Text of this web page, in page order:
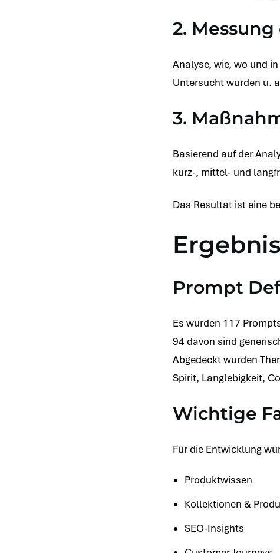
2.
Analyse, wie, wo und
Untersucht wurden u.
3.
Basierend auf der
kurz-, mittel- und
Das Resultat ist eine
Prompt
Es wurden 117
94 davon sind
Abgedeckt wurden
Spirit, Langlebigkeit,
Wichtige
Für die Entwicklung
Produktwissen
Kollektionen &
SEO-Insights